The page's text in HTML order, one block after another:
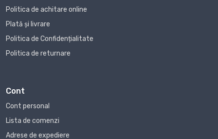
Politica de achitare online
Plată și livrare
Politica de Confidențialitate
Politica de returnare
Cont
Cont personal
Lista de comenzi
Adrese de expediere